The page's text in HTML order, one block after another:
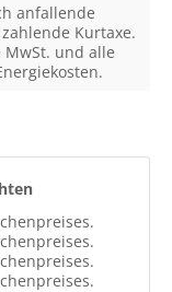
anfallende
Kurtaxe.
MwSt. und alle